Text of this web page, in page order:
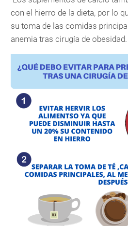
con el hierro de la dieta, por lo
su toma de las comidas
anemia tras cirugía de obesidad.